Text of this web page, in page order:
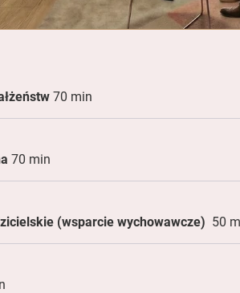
70 min
70 min
(wsparcie wychowawcze) 50